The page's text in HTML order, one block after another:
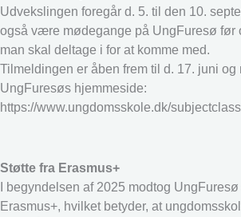
Udvekslingen foregår d. 5. til den 10.
også være mødegange på UngFuresø før
man skal deltage i for at komme med.
Tilmeldingen er åben frem til d. 17. juni og
UngFuresøs hjemmeside:
https://www.ungdomsskole.dk/
Støtte fra Erasmus+
I begyndelsen af 2025 modtog
Erasmus+, hvilket betyder, at